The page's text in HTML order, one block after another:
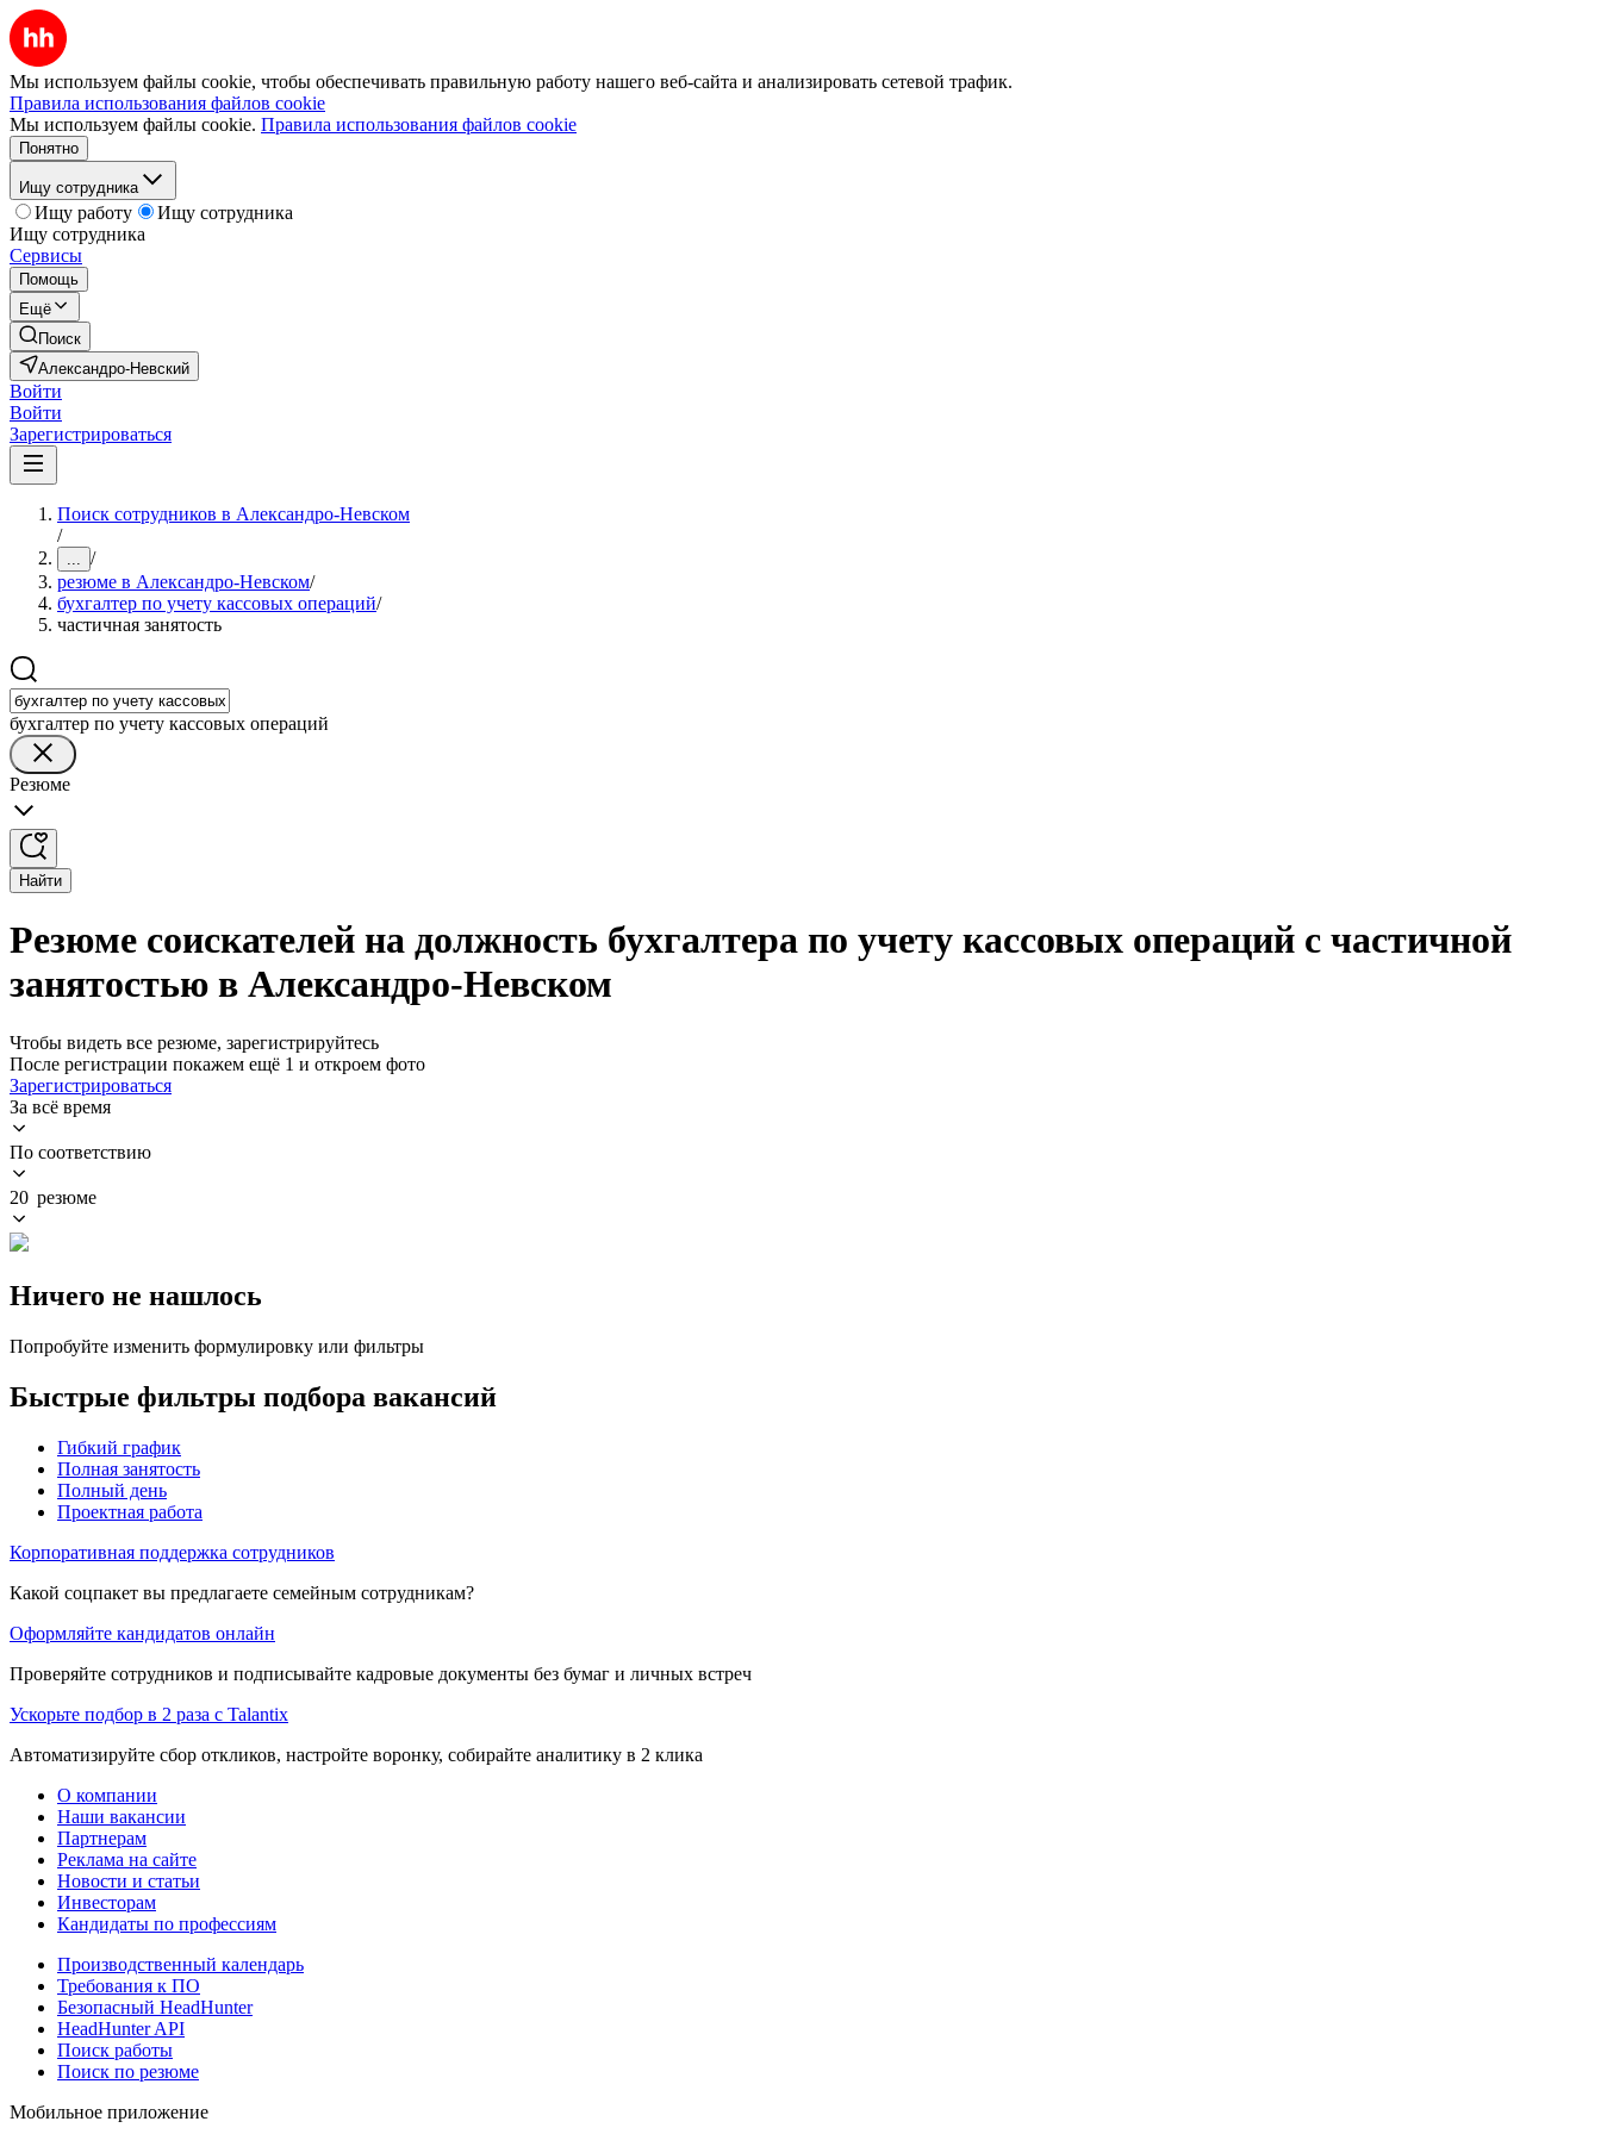
Мы используем файлы cookie, чтобы обеспечивать правильную работу нашего веб-сайта и анализировать сетевой трафик.
Правила использования файлов cookie
Мы используем файлы cookie. Правила использования файлов cookie
Понятно
Ищу сотрудника
Ищу работу
Ищу сотрудника
Ищу сотрудника
Сервисы
Помощь
Ещё
Поиск
Александро-Невский
Войти
Войти
Зарегистрироваться
Поиск сотрудников в Александро-Невском
/
... /
резюме в Александро-Невском/
бухгалтер по учету кассовых операций/
частичная занятость
бухгалтер по учету кассовых операций
Резюме
Найти
Резюме соискателей на должность бухгалтера по учету кассовых операций с частичной
занятостью в Александро-Невском
Чтобы видеть все резюме, зарегистрируйтесь
После регистрации покажем ещё 1 и откроем фото
Зарегистрироваться
За всё время
По соответствию
20 резюме
Ничего не нашлось
Попробуйте изменить формулировку или фильтры
Быстрые фильтры подбора вакансий
Гибкий график
Полная занятость
Полный день
Проектная работа
Корпоративная поддержка сотрудников
Какой соцпакет вы предлагаете семейным сотрудникам?
Оформляйте кандидатов онлайн
Проверяйте сотрудников и подписывайте кадровые документы без бумаг и личных встреч
Ускорьте подбор в 2 раза с Talantix
Автоматизируйте сбор откликов, настройте воронку, собирайте аналитику в 2 клика
О компании
Наши вакансии
Партнерам
Реклама на сайте
Новости и статьи
Инвесторам
Кандидаты по профессиям
Производственный календарь
Требования к ПО
Безопасный HeadHunter
HeadHunter API
Поиск работы
Поиск по резюме
Мобильное приложение